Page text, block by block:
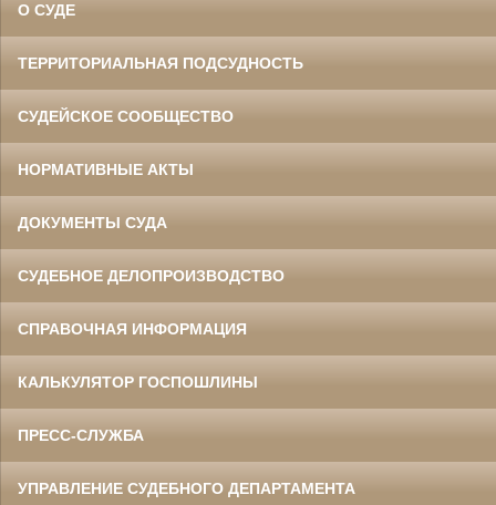
О СУДЕ
ТЕРРИТОРИАЛЬНАЯ ПОДСУДНОСТЬ
СУДЕЙСКОЕ СООБЩЕСТВО
НОРМАТИВНЫЕ АКТЫ
ДОКУМЕНТЫ СУДА
СУДЕБНОЕ ДЕЛОПРОИЗВОДСТВО
СПРАВОЧНАЯ ИНФОРМАЦИЯ
КАЛЬКУЛЯТОР ГОСПОШЛИНЫ
ПРЕСС-СЛУЖБА
УПРАВЛЕНИЕ СУДЕБНОГО ДЕПАРТАМЕНТА